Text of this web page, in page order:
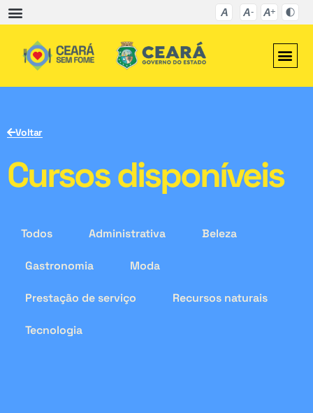
Voltar
Cursos disponíveis
Todos Administrativa Beleza
Gastronomia Moda
Prestação de serviço Recursos naturais
Tecnologia